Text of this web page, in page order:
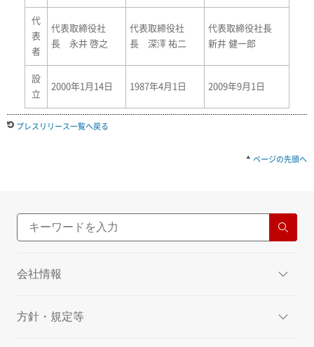
代
表
者
代表取締役社
長 永井 啓之
代表取締役社
長 深澤 祐二
代表取締役社長
新井 健一郎
設
立
2000年1月14日 1987年4月1日 2009年9月1日
プレスリリース一覧へ戻る
ページの先頭へ
会社情報
方針・規定等